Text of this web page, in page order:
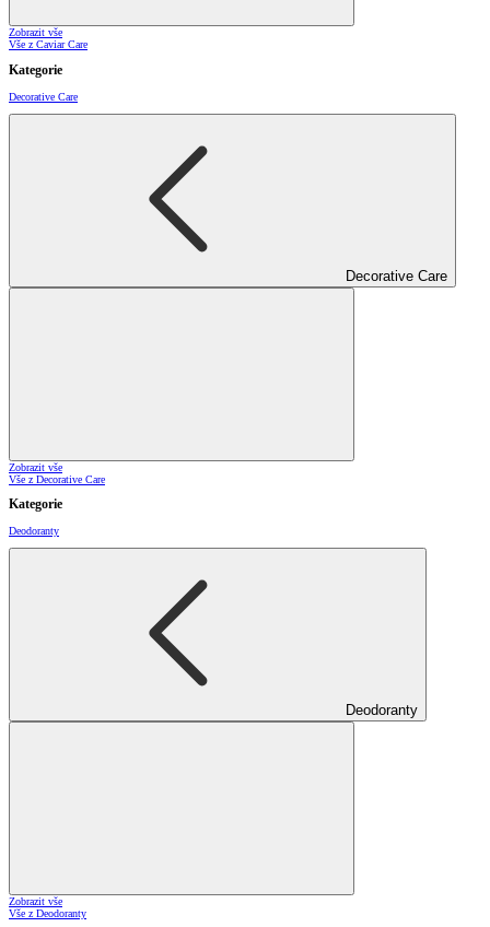
Zobrazit vše
Vše z Caviar Care
Kategorie
Decorative Care
Decorative Care
Zobrazit vše
Vše z Decorative Care
Kategorie
Deodoranty
Deodoranty
Zobrazit vše
Vše z Deodoranty